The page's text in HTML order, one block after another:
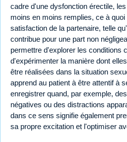
cadre d'une dysfonction érectile,
moins en moins remplies, ce à
satisfaction de la partenaire, telle
contribue pour une part non
permettre d'explorer les conditions
d'expérimenter la manière dont
être réalisées dans la situation
apprend au patient à être attentif à
enregistrer quand, par exemple,
négatives ou des distractions
dans ce sens signifie également
sa propre excitation et l'optimiser